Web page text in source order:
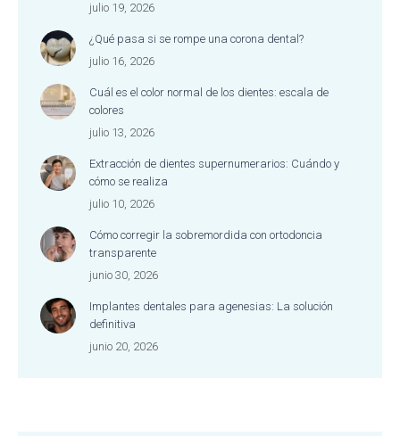
julio 19, 2026
¿Qué pasa si se rompe una corona dental?
julio 16, 2026
Cuál es el color normal de los dientes: escala de
colores
julio 13, 2026
Extracción de dientes supernumerarios: Cuándo y
cómo se realiza
julio 10, 2026
Cómo corregir la sobremordida con ortodoncia
transparente
junio 30, 2026
Implantes dentales para agenesias: La solución
definitiva
junio 20, 2026